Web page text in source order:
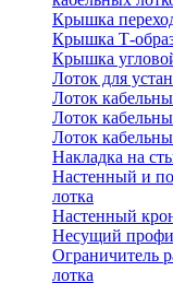
Крышка
Крышка Т-
Крышка
Лоток для
Лоток
Лоток
Лоток
Накладка на
Настенный и
лотка
Настенный
Несущий
Ограничитель
лотка